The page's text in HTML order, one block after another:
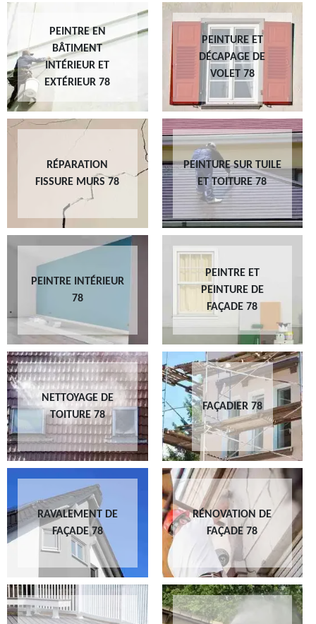
PEINTRE EN
BÂTIMENT
INTÉRIEUR ET
EXTÉRIEUR 78
PEINTURE ET
DÉCAPAGE DE
VOLET 78
RÉPARATION
FISSURE MURS 78
PEINTURE SUR TUILE
ET TOITURE 78
PEINTRE INTÉRIEUR
78
PEINTRE ET
PEINTURE DE
FAÇADE 78
NETTOYAGE DE
TOITURE 78
FAÇADIER 78
RAVALEMENT DE
FAÇADE 78
RÉNOVATION DE
FAÇADE 78